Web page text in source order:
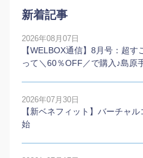
新着記事
2026年08月07日
【WELBOX通信】8月号：超
って＼60％OFF／で購入♪島原
2026年07月30日
【新ベネフィット】バーチャ
始